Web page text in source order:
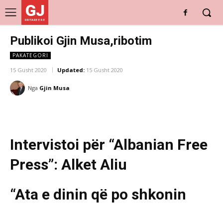
GJ
DRITARE E RE
Publikoi Gjin Musa,ribotim
PAKATEGORI
15 Gusht 2020 Updated: 15 Gusht 2020
Nga Gjin Musa
Intervistoi për “Albanian Free
Press”: Alket Aliu
“Ata e dinin që po shkonin